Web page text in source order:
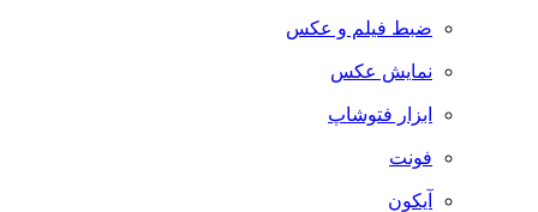
ضبط فيلم و عكس
نمایش عکس
ابزار فتوشاپ
فونت
آیکون